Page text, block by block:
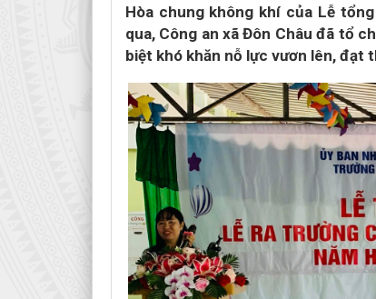
Hòa chung không khí của Lễ
qua, Công an xã Đôn Châu đã tổ
biệt khó khăn nỗ lực vươn lên,